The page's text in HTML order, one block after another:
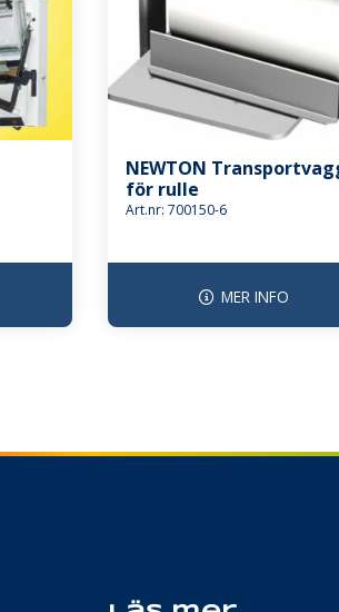
NEWTON
för rulle
Art.nr: 700150-6
MER INFO